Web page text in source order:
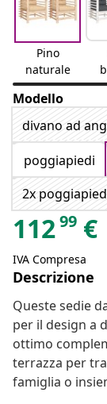
Pino
naturale
Modello
divano ad
poggiapiedi
2x
11299 €
IVA Compresa
Descrizione
Queste sedie
per il design a
ottimo
terrazza per
famiglia o